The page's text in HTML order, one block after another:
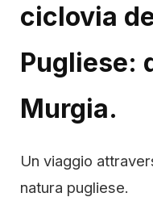
ciclovia
Pugliese:
Murgia.
Un viaggio
natura pugliese.